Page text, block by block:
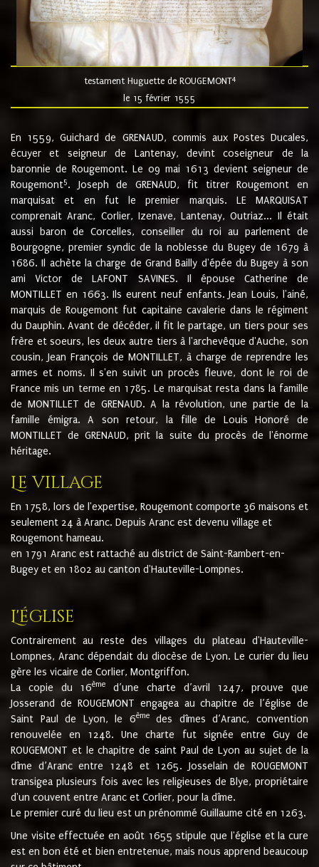
testament Huguette de ROUGEMONT4
le 15 février 1555
En 1559, Guichard de GRENAUD, commis aux Postes Ducales,
écuyer et seigneur de Lantenay, devint coseigneur de la
baronnie de Rougemont. Le 09 mai 1613 devient seigneur de
Rougemont5. Joseph de GRENAUD, fit titrer Rougemont en
marquisat et en fut le premier marquis. LE MARQUISAT
comprenait Aranc, Corlier, Izenave, Lantenay, Outriaz... Il était
aussi baron de Corcelles, conseiller du roi au parlement de
Bourgogne, premier syndic de la noblesse du Bugey de 1679 à
1686. Il achète la charge de Grand Bailly d'épée du Bugey à son
ami Victor de LAFONT SAVINES. Il épouse Catherine de
MONTILLET en 1663. Ils eurent neuf enfants. Jean Louis, l'ainé,
marquis de Rougemont fut capitaine cavalerie dans le régiment
du Dauphin. Avant de décéder, il fit le partage, un tiers pour ses
frère et soeurs, les deux autre tiers à l'archevêque d'Auche, son
cousin, Jean François de MONTILLET, à charge de reprendre les
armes et noms. Il s'en suivit un procès fleuve, dont le roi de
France mis un terme en 1785. Le marquisat resta dans la famille
de MONTILLET de GRENAUD. A la révolution, une partie de la
famille émigra. A son retour, la fille de Louis Honoré de
MONTILLET de GRENAUD, prit la suite du procès de l'énorme
héritage.
Le village
En 1758, lors de l'expertise, Rougemont comporte 36 maisons et
seulement 24 à Aranc. Depuis Aranc est devenu village et
Rougemont hameau.
en 1791 Aranc est rattaché au district de Saint-Rambert-en-
Bugey et en 1802 au canton d'Hauteville-Lompnes.
L'église
Contrairement au reste des villages du plateau d'Hauteville-
Lompnes, Aranc dépendait du diocèse de Lyon. Le curier du lieu
gère les vicaire de Corlier, Montgriffon.
La copie du 16ème
d’une charte d’avril 1247, prouve que
Josserand de ROUGEMONT engagea au chapitre de l’église de
Saint Paul de Lyon, le 6èmedes dîmes d’Aranc, convention
renouvelée en 1248. Une charte fut signée entre Guy de
ROUGEMONT et le chapitre de saint Paul de Lyon au sujet de la
dîme d’Aranc entre 1248 et 1265. Josselain de ROUGEMONT
transigea plusieurs fois avec les religieuses de Blye, propriétaire
d'un couvent entre Aranc et Corlier, pour la dîme.
Le premier curé du lieu est un prénommé Guillaume cité en 1263.
Une visite effectuée en août 1655 stipule que l'église et la cure
est en bon été et bien entretenue, mais nous apprend beaucoup